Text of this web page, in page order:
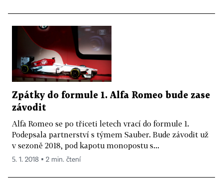
Zpátky do formule 1. Alfa Romeo bude zase
závodit
Alfa Romeo se po třiceti letech vrací do formule 1.
Podepsala partnerství s týmem Sauber. Bude závodit už
v sezoně 2018, pod kapotu monopostu s...
5. 1. 2018 ▪ 2 min. čtení